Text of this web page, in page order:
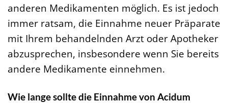
anderen Medikamenten möglich. Es ist jedoch
immer ratsam, die Einnahme neuer Präparate
mit Ihrem behandelnden Arzt oder Apotheker
abzusprechen, insbesondere wenn Sie bereits
andere Medikamente einnehmen.
Wie lange sollte die Einnahme von Acidum